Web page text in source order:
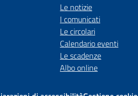
Le notizie
I comunicati
Le circolari
Calendario eventi
Le scadenze
Albo online